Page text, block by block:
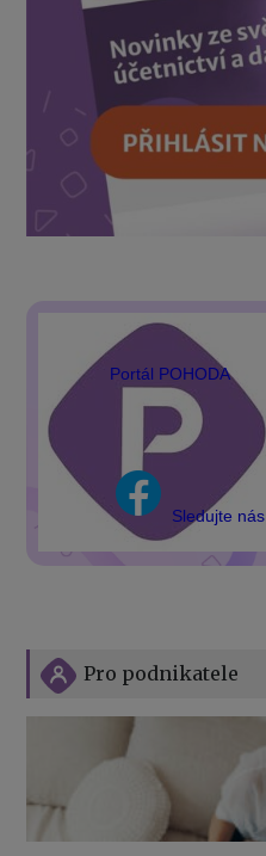
Portál POHODA
Sledujte nás
Pro podnikatele